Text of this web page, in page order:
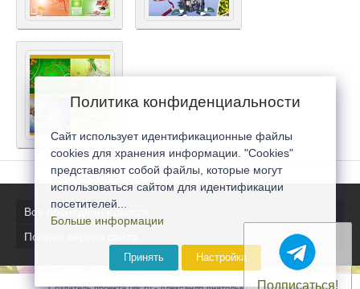
Все последние новости
Полная версия сайта
Подписаться!
Политика конфиденциальности
Сайт использует идентификационные файлы
cookies для хранения информации. "Cookies"
представляют собой файлы, которые могут
использоваться сайтом для идентификации
посетителей...
Больше информации
Принять Настройка